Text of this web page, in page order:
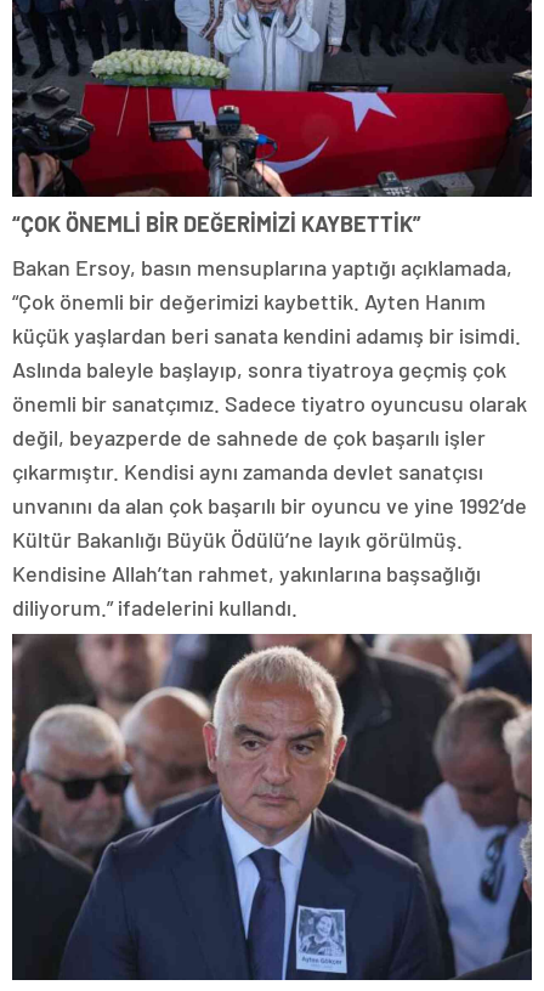
“ÇOK ÖNEMLİ BİR DEĞERİMİZİ KAYBETTİK”
Bakan Ersoy, basın mensuplarına yaptığı açıklamada,
“Çok önemli bir değerimizi kaybettik. Ayten Hanım
küçük yaşlardan beri sanata kendini adamış bir isimdi.
Aslında baleyle başlayıp, sonra tiyatroya geçmiş çok
önemli bir sanatçımız. Sadece tiyatro oyuncusu olarak
değil, beyazperde de sahnede de çok başarılı işler
çıkarmıştır. Kendisi aynı zamanda devlet sanatçısı
unvanını da alan çok başarılı bir oyuncu ve yine 1992’de
Kültür Bakanlığı Büyük Ödülü’ne layık görülmüş.
Kendisine Allah’tan rahmet, yakınlarına başsağlığı
diliyorum.” ifadelerini kullandı.